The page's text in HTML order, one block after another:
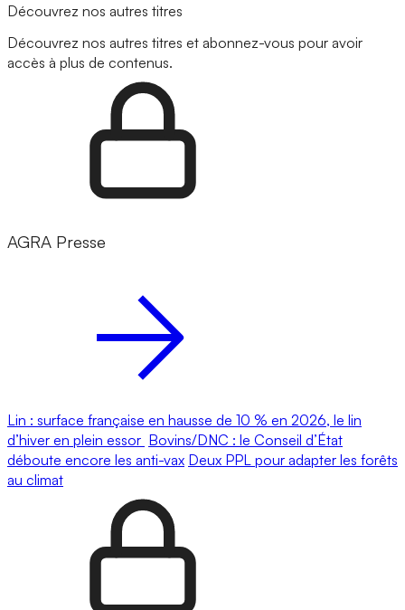
Découvrez nos autres titres
Découvrez nos autres titres et abonnez-vous pour avoir
accès à plus de contenus.
AGRA Presse
Lin : surface française en hausse de 10 % en 2026, le lin
d’hiver en plein essor Bovins/DNC : le Conseil d’État
déboute encore les anti-vax Deux PPL pour adapter les forêts
au climat